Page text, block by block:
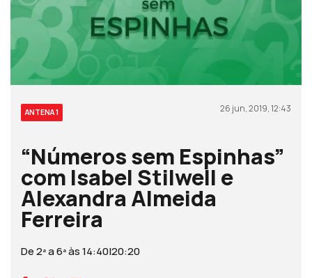
ANTENA 1 26 jun, 2019, 12:43
“Números sem Espinhas”
com Isabel Stilwell e
Alexandra Almeida
Ferreira
De 2ª a 6ª às 14:40|20:20